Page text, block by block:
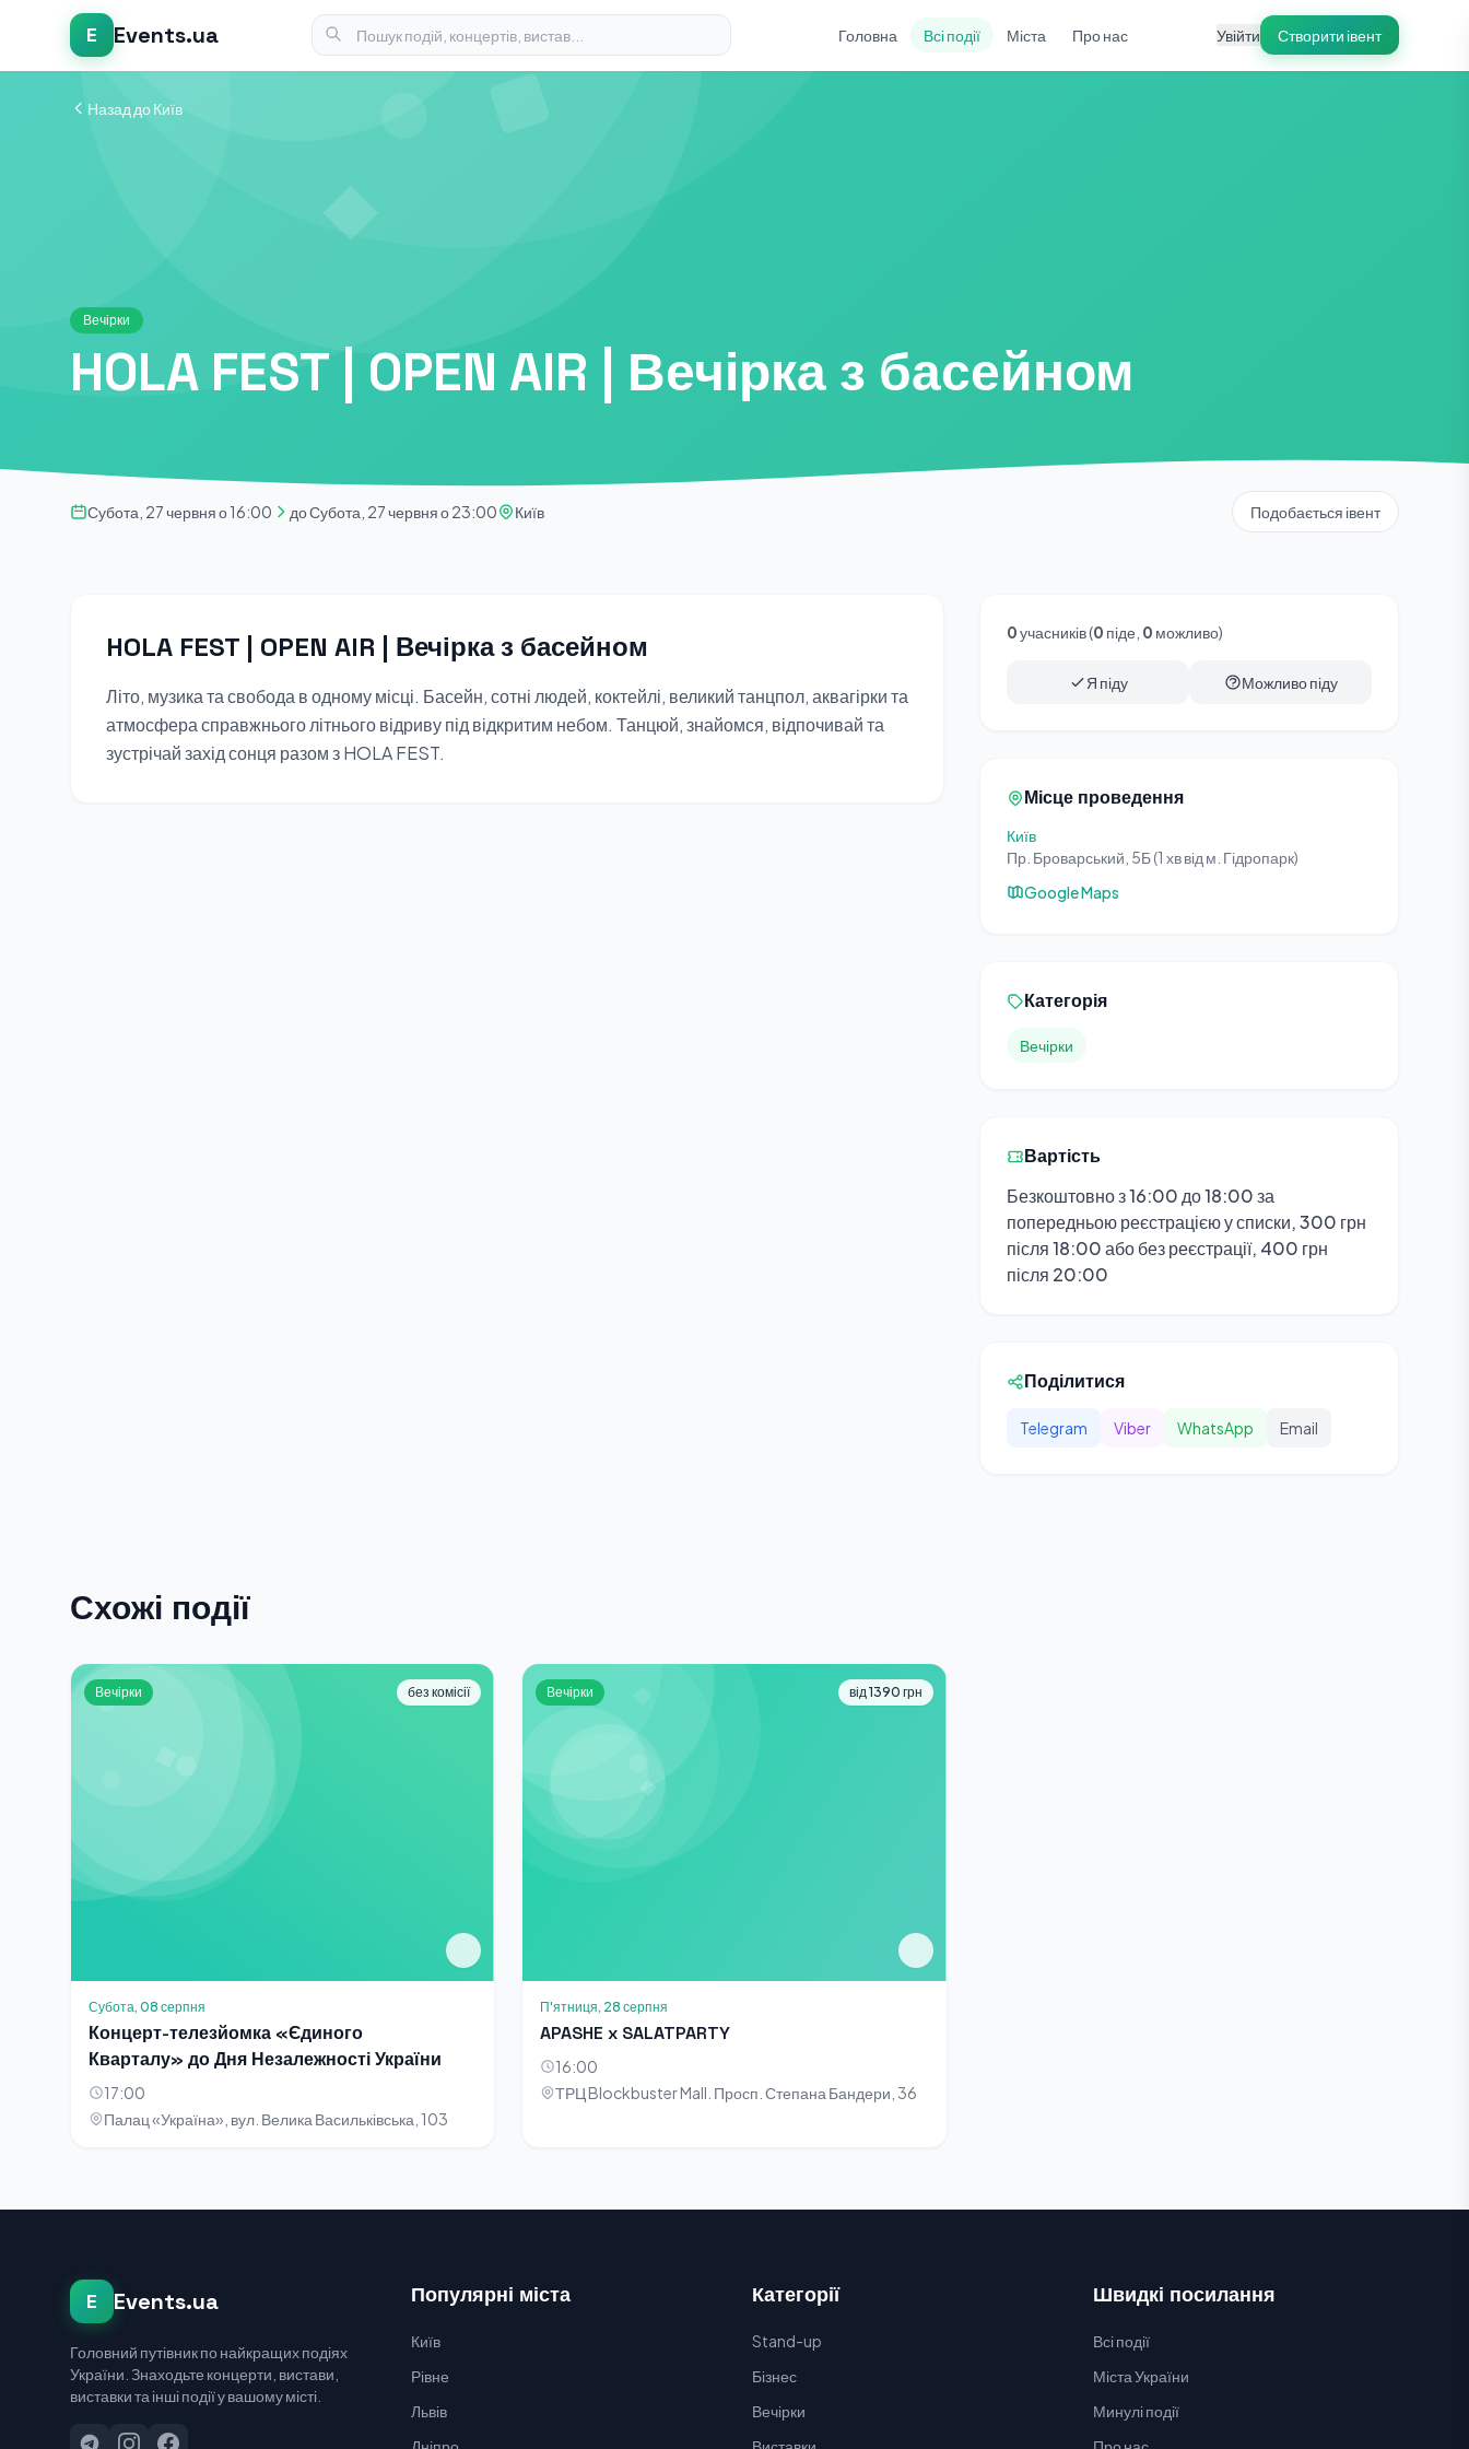
E Events.ua Головна Всі події Міста Про нас Увійти Створити івент
Назад до Київ
Вечірки
HOLA FEST | OPEN AIR | Вечірка з басейном
Субота, 27 червня о 16:00 до Субота, 27 червня о 23:00 Київ Подобається івент
HOLA FEST | OPEN AIR | Вечірка з басейном
Літо, музика та свобода в одному місці. Басейн, сотні людей, коктейлі, великий танцпол, аквагірки та
атмосфера справжнього літнього відриву під відкритим небом. Танцюй, знайомся, відпочивай та
зустрічай захід сонця разом з HOLA FEST.
0учасників (0 піде, 0 можливо)
Я піду Можливо піду
Місце проведення
Київ
Пр. Броварський, 5Б (1 хв від м. Гідропарк)
Google Maps
Категорія
Вечірки
Вартість
Безкоштовно з 16:00 до 18:00 за
попередньою реєстрацією у списки, 300 грн
після 18:00 або без реєстрації, 400 грн
після 20:00
Поділитися
Telegram Viber WhatsApp Email
Схожі події
Вечірки без комісії
Субота, 08 серпня
Концерт-телезйомка «Єдиного
Кварталу» до Дня Незалежності України
17:00
Палац «Україна», вул. Велика Васильківська, 103
Вечірки від 1390 грн
П'ятниця, 28 серпня
APASHE x SALATPARTY
16:00
ТРЦ Blockbuster Mall. Просп. Степана Бандери, 36
E Events.ua
Головний путівник по найкращих подіях
України. Знаходьте концерти, вистави,
виставки та інші події у вашому місті.
Популярні міста
Київ
Рівне
Львів
Категорії
Stand-up
Бізнес
Вечірки
Швидкі посилання
Всі події
Міста України
Минулі події